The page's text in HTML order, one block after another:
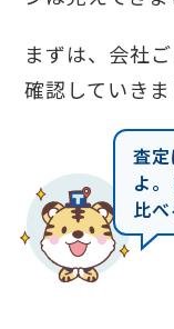
まずは、会社
確認していきま
査
よ
比べ